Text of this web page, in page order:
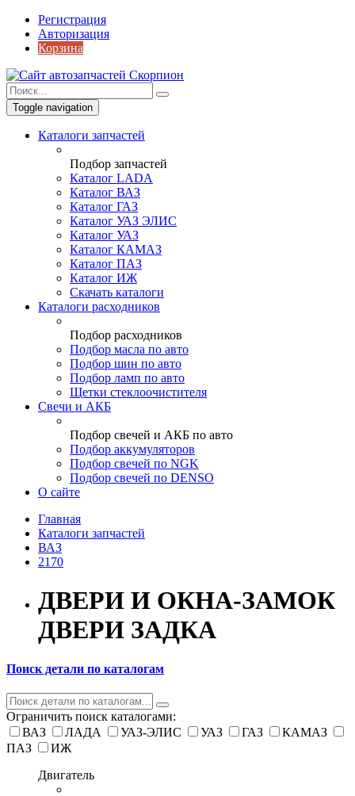
Регистрация
Авторизация
Корзина
Toggle navigation
Каталоги запчастей
Подбор запчастей
Каталог LADA
Каталог ВАЗ
Каталог ГАЗ
Каталог УАЗ ЭЛИС
Каталог УАЗ
Каталог КАМАЗ
Каталог ПАЗ
Каталог ИЖ
Скачать каталоги
Каталоги расходников
Подбор расходников
Подбор масла по авто
Подбор шин по авто
Подбор ламп по авто
Щетки стеклоочистителя
Свечи и АКБ
Подбор свечей и АКБ по авто
Подбор аккумуляторов
Подбор свечей по NGK
Подбор свечей по DENSO
О сайте
Главная
Каталоги запчастей
ВАЗ
2170
ДВЕРИ И ОКНА-ЗАМОК
ДВЕРИ ЗАДКА
Поиск детали по каталогам
Ограничить поиск каталогами:
ВАЗ
ЛАДА УАЗ-ЭЛИС УАЗ ГАЗ
КАМАЗ
ПАЗ
ИЖ
Двигатель